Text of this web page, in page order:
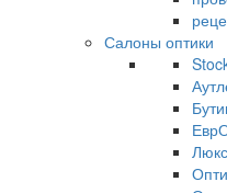
Салоны оптики